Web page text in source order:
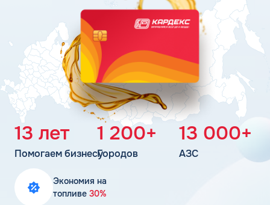
Цена бензина и ДТ
Личный кабинет
Карта АЗС
Получить консультацию
13 лет
Помогаем бизнесу
1 200+
Городов
13 000+
АЗС
Экономия на
топливе 30%